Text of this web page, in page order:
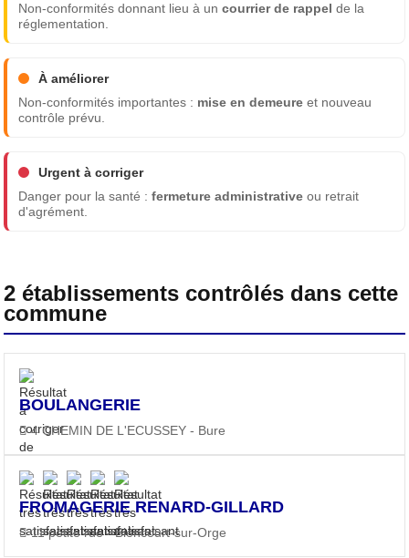
Non-conformités donnant lieu à uncourrier de rappel de la
réglementation.
À améliorer
Non-conformités importantes : mise en demeure et nouveau
contrôle prévu.
Urgent à corriger
Danger pour la santé :fermeture administrative ou retrait
d'agrément.
2 établissements contrôlés dans cette
commune
BOULANGERIE
4 CHEMIN DE L'ECUSSEY - Bure
FROMAGERIE RENARD-GILLARD
11 petite rue - Biencourt-sur-Orge